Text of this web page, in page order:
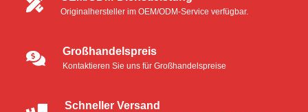
Originalhersteller im OEM/ODM-Service verfügbar.
Großhandelspreis
Kontaktieren Sie uns für Großhandelspreise
Schneller Versand